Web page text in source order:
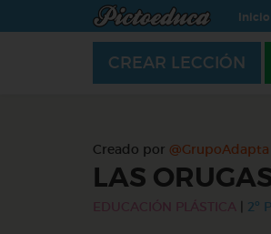
Inicio
CREAR LECCIÓN
Creado por @GrupoAdapta
LAS
EDUCACIÓN PLÁSTICA 2º